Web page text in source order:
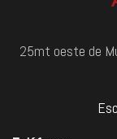
25mt oeste de